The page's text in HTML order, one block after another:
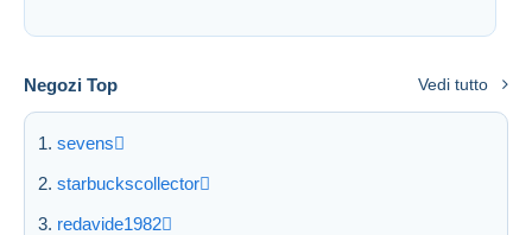
Negozi Top Vedi tutto
sevens
starbuckscollector
redavide1982